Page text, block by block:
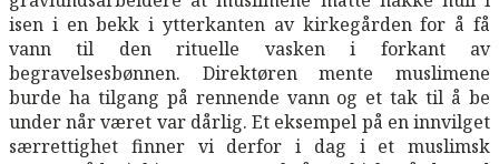
isen i en bekk i ytterkanten av kirkegården for å få
vann til den rituelle vasken i forkant av
begravelsesbønnen. Direktøren mente muslimene
burde ha tilgang på rennende vann og et tak til å be
under når været var dårlig. Et eksempel på en innvilget
særrettighet finner vi derfor i dag i et muslimsk